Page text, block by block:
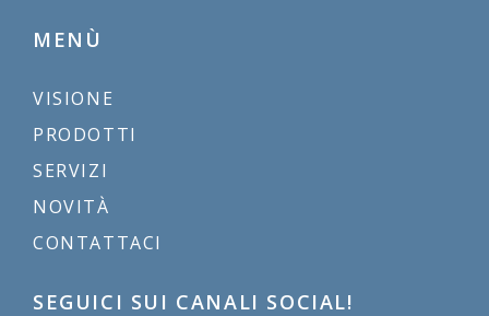
MENÙ
VISIONE
PRODOTTI
SERVIZI
NOVITÀ
CONTATTACI
SEGUICI SUI CANALI SOCIAL!